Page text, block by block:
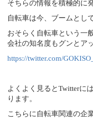
そちらの情報を積極的に
自転車は今、ブームとし
おそらく自転車という一
会社の知名度もグンとア
https://twitter.com/
よくよく見るとTwitterに
ります。
こちらに自転車関連の企